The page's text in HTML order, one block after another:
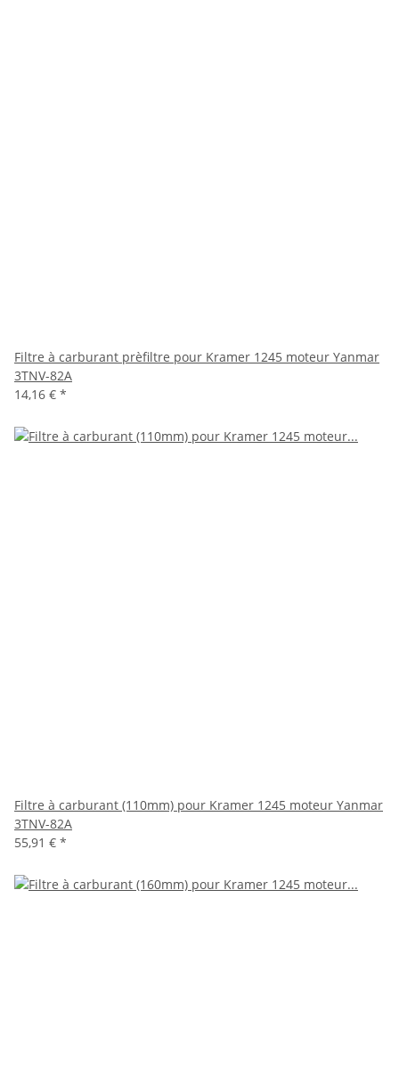
Filtre à carburant prèfiltre pour Kramer 1245 moteur Yanmar
3TNV-82A
14,16 € *
Filtre à carburant (110mm) pour Kramer 1245 moteur Yanmar
3TNV-82A
55,91 € *